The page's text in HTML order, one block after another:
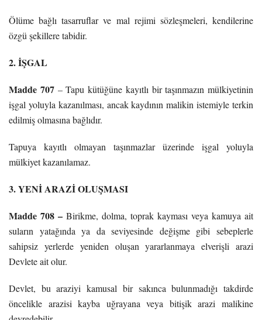
Ölüme bağlı tasarruflar ve mal rejimi sözleşmeleri, kendilerine
özgü şekillere tabidir.
2. İŞGAL
Madde 707 – Tapu kütüğüne kayıtlı bir taşınmazın mülkiyetinin
işgal yoluyla kazanılması, ancak kaydının malikin istemiyle terkin
edilmiş olmasına bağlıdır.
Tapuya kayıtlı olmayan taşınmazlar üzerinde işgal yoluyla
mülkiyet kazanılamaz.
3. YENİ ARAZİ OLUŞMASI
Madde 708 – Birikme, dolma, toprak kayması veya kamuya ait
suların yatağında ya da seviyesinde değişme gibi sebeplerle
sahipsiz yerlerde yeniden oluşan yararlanmaya elverişli arazi
Devlete ait olur.
Devlet, bu araziyi kamusal bir sakınca bulunmadığı takdirde
öncelikle arazisi kayba uğrayana veya bitişik arazi malikine